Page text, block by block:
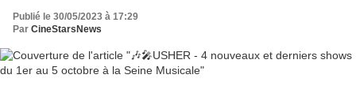
Publié le 30/05/2023 à 17:29
Par CineStarsNews